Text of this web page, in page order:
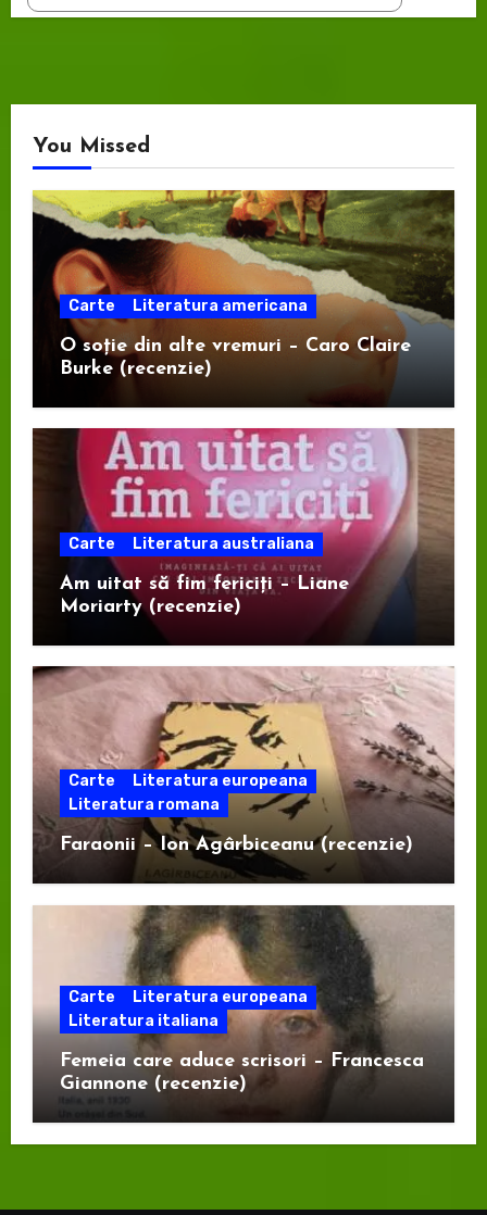
You Missed
Carte Literatura americana
O soție din alte vremuri – Caro Claire
Burke (recenzie)
Carte Literatura australiana
Am uitat să fim fericiți – Liane
Moriarty (recenzie)
Carte
Literatura europeana
Literatura romana
Faraonii – Ion Agârbiceanu (recenzie)
Carte
Literatura europeana
Literatura italiana
Femeia care aduce scrisori – Francesca
Giannone (recenzie)